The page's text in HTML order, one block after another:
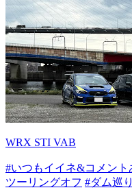
WRX STI VAB
#いつもイイネ&コメント
ツーリングオフ #ダム巡り